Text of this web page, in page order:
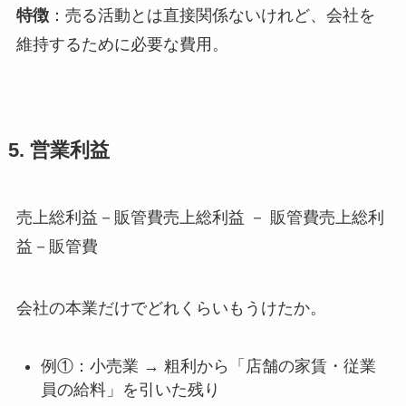
特徴：売る活動とは直接関係ないけれど、会社を
維持するために必要な費用。
5. 営業利益
売上総利益－販管費売上総利益 － 販管費売上総利
益－販管費
会社の本業だけでどれくらいもうけたか。
例①：小売業 → 粗利から「店舗の家賃・従業
員の給料」を引いた残り